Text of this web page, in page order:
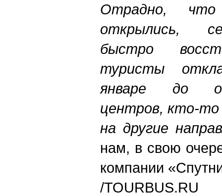
Отрадно,
открылись,
быстро
туристы
январе до
центров, кто-то
на другие
нам, в свою
компании
/TOURBUS.RU